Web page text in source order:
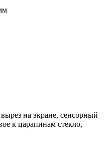
на экране, сенсорный
к царапинам стекло,